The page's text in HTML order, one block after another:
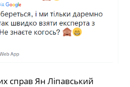
справ Ян Ліпавський